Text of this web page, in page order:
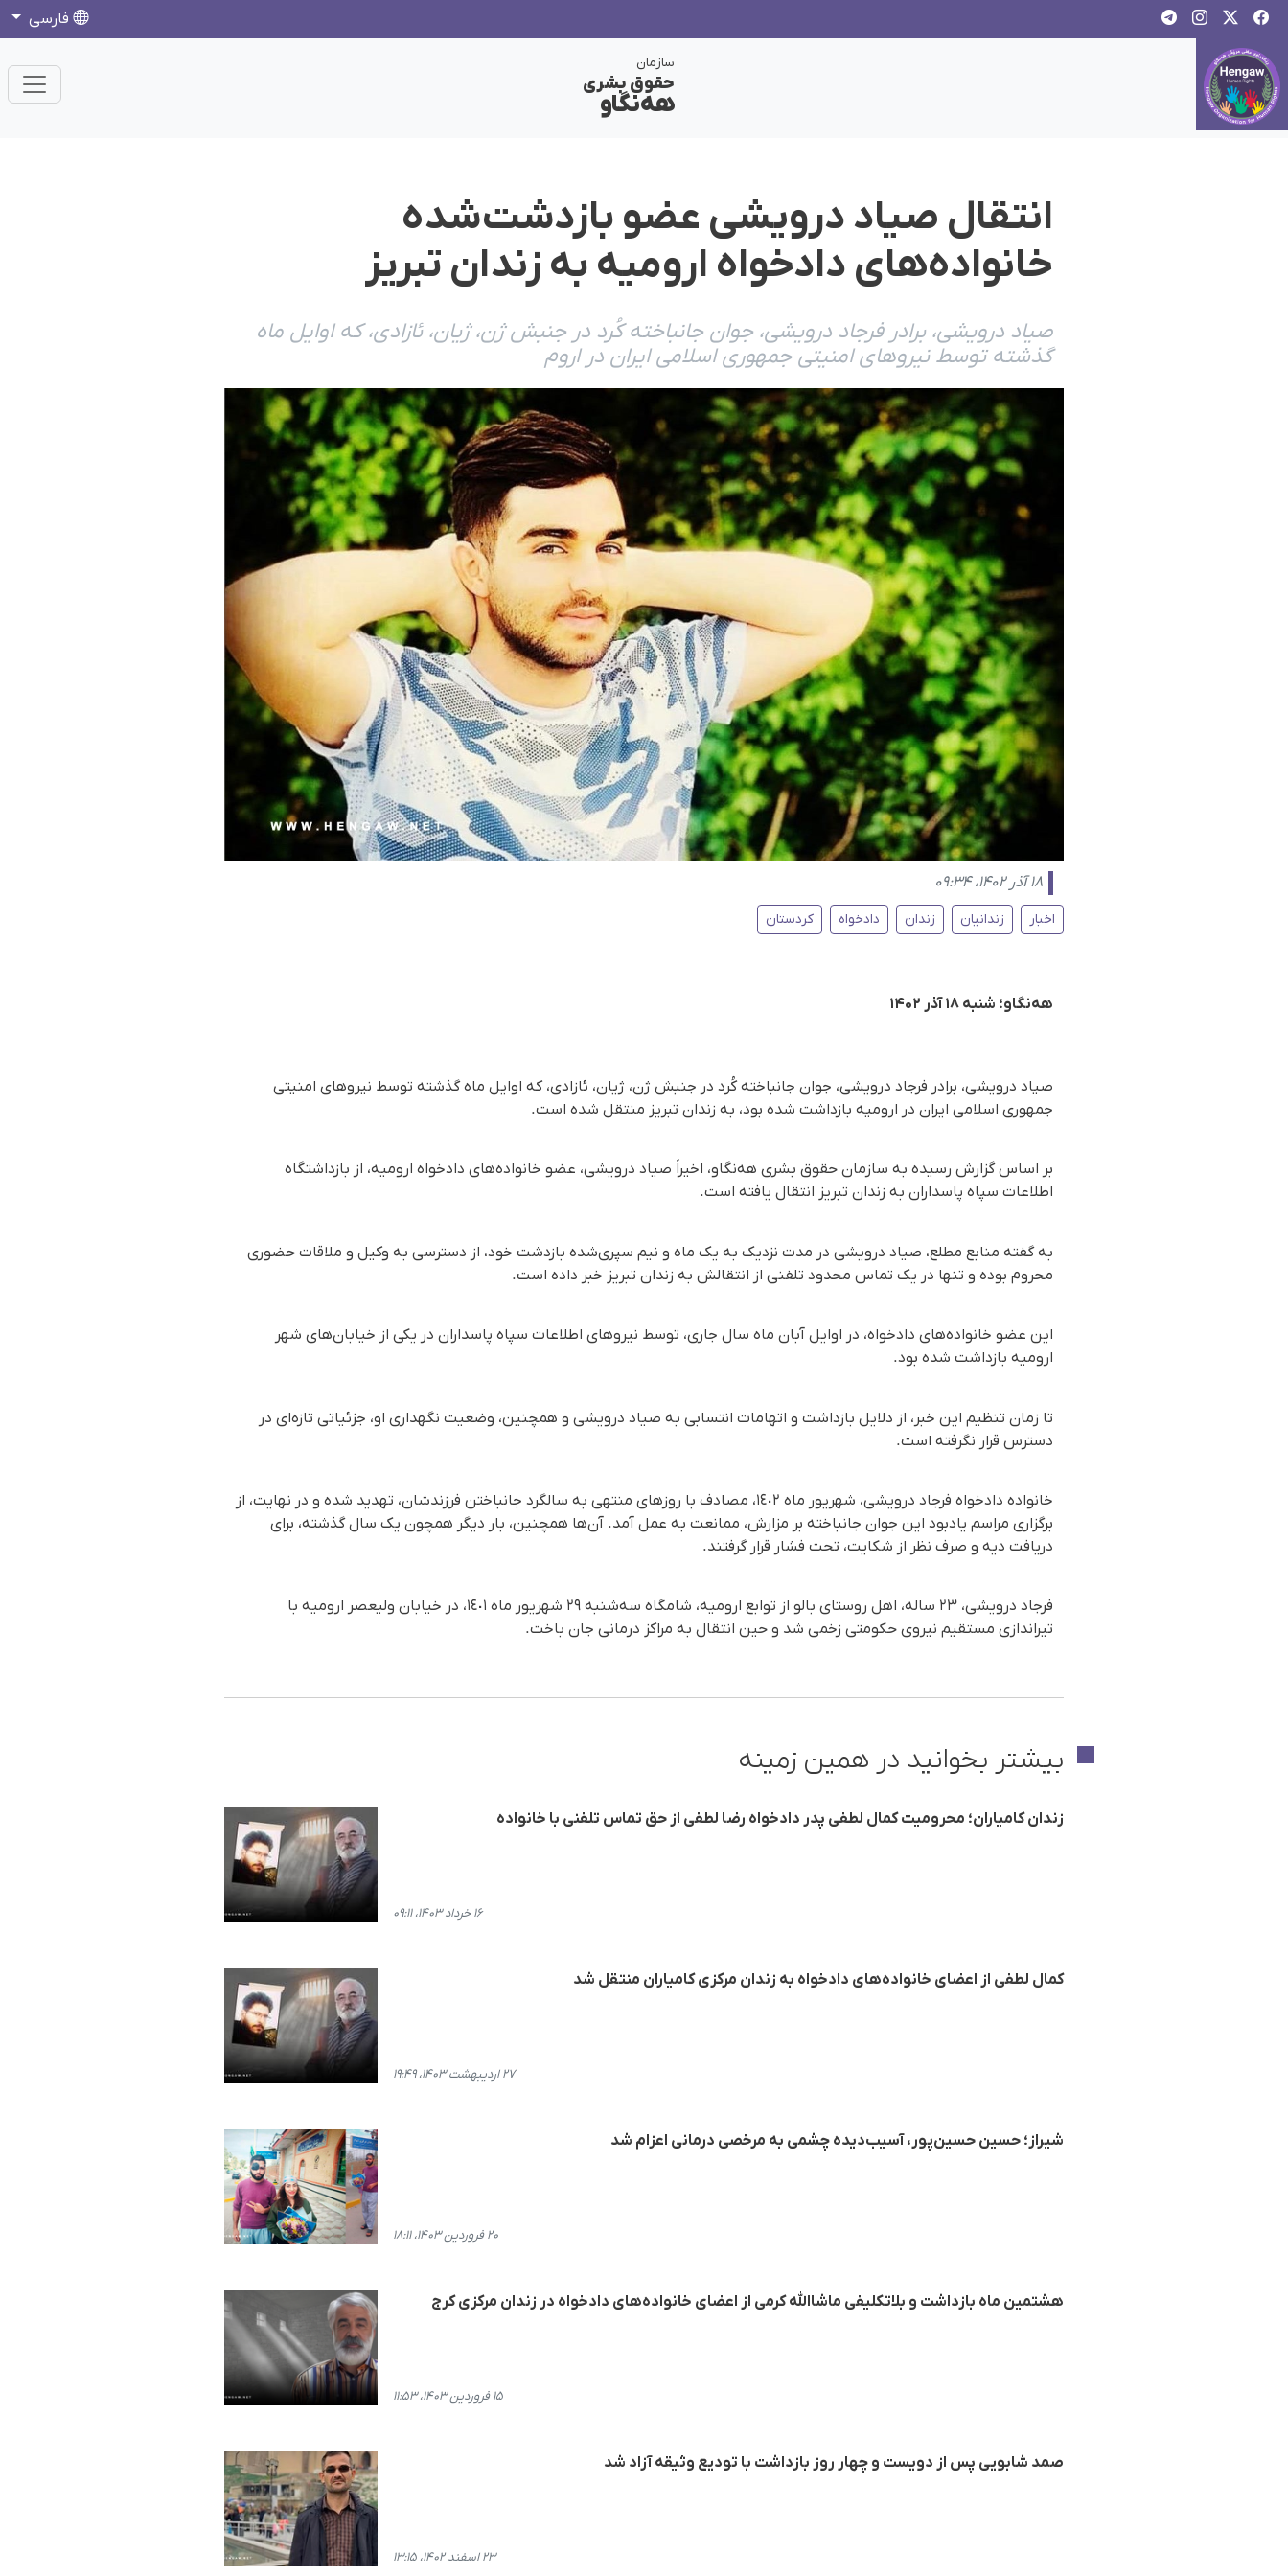
فارسی
سازمان
حقوق بشری
هەنگاو
انتقال صیاد درویشی عضو بازدشت‌شده
خانواده‌های دادخواه ارومیه به زندان تبریز
صیاد درویشی، برادر فرجاد درویشی، جوان جانباخته کُرد در جنبش ژن، ژیان، ئازادی، که اوایل ماه
گذشته توسط نیروهای امنیتی جمهوری اسلامی ایران در اروم
۱۸ آذر ۱۴۰۲، ۰۹:۳۴
اخبار زندانیان زندان دادخواه کردستان
هه‌نگاو؛ شنبه ۱۸ آذر ۱۴۰۲
صیاد درویشی، برادر فرجاد درویشی، جوان جانباخته کُرد در جنبش ژن، ژیان، ئازادی، که اوایل ماه گذشته توسط نیروهای امنیتی
جمهوری اسلامی ایران در ارومیه بازداشت شده بود، به زندان تبریز منتقل شده است.
بر اساس گزارش رسیده به سازمان حقوق بشری هه‌نگاو، اخیراً صیاد درویشی، عضو خانواده‌های دادخواه ارومیه، از بازداشتگاه
اطلاعات سپاه پاسداران به زندان تبریز انتقال یافته است.
به گفته منابع مطلع، صیاد درویشی در مدت نزدیک به یک ماه و نیم سپری‌شده بازدشت خود، از دسترسی به وکیل و ملاقات حضوری
محروم بوده و تنها در یک تماس محدود تلفنی از انتقالش به زندان تبریز خبر داده است.
این عضو خانواده‌های دادخواه، در اوایل آبان ماه سال جاری، توسط نیروهای اطلاعات سپاه پاسداران در یکی از خیابان‌های شهر
ارومیه بازداشت شده بود.
تا زمان تنظیم این خبر، از دلایل بازداشت و اتهامات انتسابی به صیاد درویشی و همچنین، وضعیت نگهداری او، جزئیاتی تازه‌ای در
دسترس قرار نگرفته است.
خانواده دادخواه فرجاد درویشی، شهریور ماه ١٤٠٢، مصادف با روزهای منتهی به سالگرد جانباختن فرزندشان، تهدید شده و در نهایت، از
برگزاری مراسم یادبود این جوان جانباخته بر مزارش، ممانعت به عمل آمد. آن‌ها همچنین، بار دیگر همچون یک سال گذشته، برای
دریافت دیه و صرف نظر از شکایت، تحت فشار قرار گرفتند.
فرجاد درویشی، ٢٣ ساله، اهل روستای بالو از توابع ارومیه، شامگاه سه‌شنبه ٢٩ شهریور ماه ١٤٠١، در خیابان ولیعصر ارومیه با
تیراندازی مستقیم نیروی حکومتی زخمی شد و حین انتقال به مراکز درمانی جان باخت.
بیشتر بخوانید در همین زمینه
زندان کامیاران؛ محرومیت کمال لطفی پدر دادخواه رضا لطفی از حق تماس تلفنی با خانواده
۱۶ خرداد ۱۴۰۳، ۰۹:۱۱
کمال لطفی از اعضای خانواده‌های دادخواه به زندان مرکزی کامیاران منتقل شد
۲۷ اردیبهشت ۱۴۰۳، ۱۹:۴۹
شیراز؛ حسین حسین‌پور، آسیب‌دیده چشمی به مرخصی درمانی اعزام شد
۲۰ فروردین ۱۴۰۳، ۱۸:۱۱
هشتمین ماه بازداشت و بلاتکلیفی ماشاالله کرمی از اعضای خانواده‌های دادخواه در زندان مرکزی کرج
۱۵ فروردین ۱۴۰۳، ۱۱:۵۳
صمد شابویی پس از دویست و چهار روز بازداشت با تودیع وثیقه آزاد شد
۲۳ اسفند ۱۴۰۲، ۱۳:۱۵